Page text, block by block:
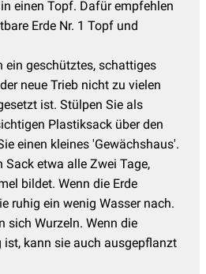
einen Topf. Dafür empfehlen
Erde Nr. 1 Topf und
ein geschütztes, schattiges
neue Trieb nicht zu vielen
ist. Stülpen Sie als
Plastiksack über den
einen kleines 'Gewächshaus'.
etwa alle Zwei Tage,
bildet. Wenn die Erde
ruhig ein wenig Wasser nach.
sich Wurzeln. Wenn die
kann sie auch ausgepflanzt